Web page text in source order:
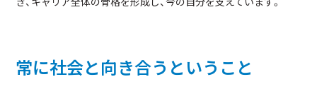
常に社会と向き合うということ